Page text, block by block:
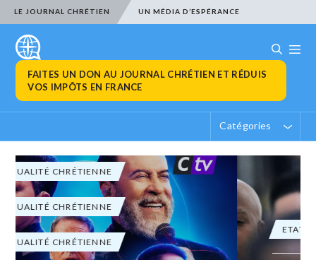
LE JOURNAL CHRÉTIEN UN MÉDIA D’ESPÉRANCE
FAITES UN DON AU JOURNAL CHRÉTIEN ET RÉDUIS
VOS IMPÔTS EN FRANCE
Catégories
ETATS-UNIS